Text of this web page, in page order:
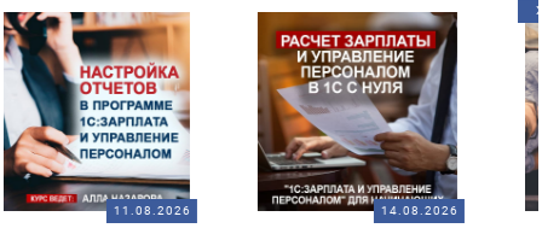
14.08.2026
ХИТ!
14.08.2026